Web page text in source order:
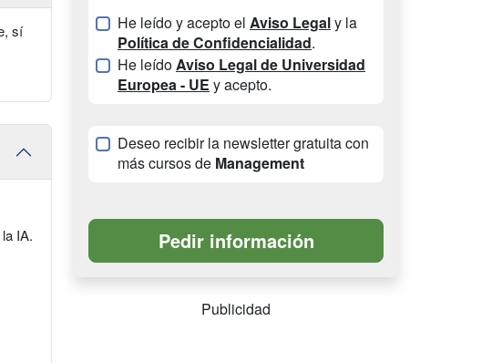
sí
IA.
He leído y acepto el Aviso Legaly la
Política de Confidencialidad.
He leídoAviso Legal de Universidad
Europea - UE y acepto.
Deseo recibir la newsletter gratuita con
más cursos de Management
Publicidad